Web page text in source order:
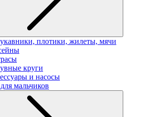
плотики, жилеты, мячи
круги
и насосы
мальчиков